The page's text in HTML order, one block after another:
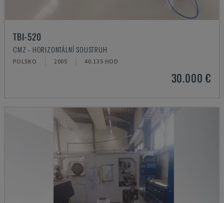
TBI-520
CMZ - HORIZONTÁLNÍ SOUSTRUH
POLSKO 2005 40.135 HOD
30.000 €